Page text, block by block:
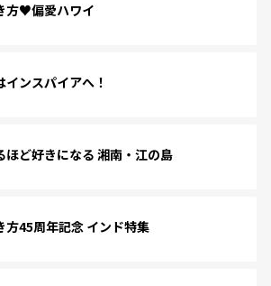
方♥偏愛ハワイ
インスパイアへ！
ほど好きになる 湘南・江の島
方45周年記念 インド特集